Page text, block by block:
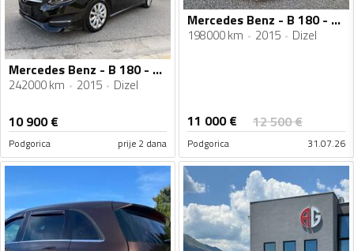
Mercedes Benz - B 180 - BlueEFFICIENCY
242000 km 2015 Dizel
10 900€
Podgorica prije 2 dana
Mercedes Benz - B 180 - 1.5 DCI
198000 km 2015 Dizel
11 000€ 12 500€
Podgorica 31.07.26